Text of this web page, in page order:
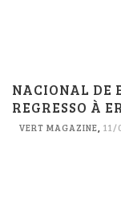
NACIONAL DE
REGRESSO À
VERT MAGAZINE, 11/